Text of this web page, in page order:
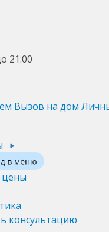
21:00
Вызов на дом
цены
консультацию